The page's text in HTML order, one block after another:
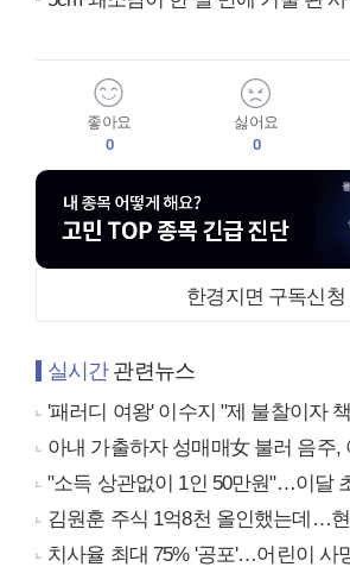
좋아요
0
싫어요
0
한경지면 구독신청
실시간관련뉴스
'패러디 여왕' 이수지 "제 불찰이자
아내 가출하자 성매매女 불러 음주,
"소득 상관없이 1인 50만원"…이달
김원훈 주식 1억8천 올인했는데…
치사율 최대 75% '공포'…어린이 사